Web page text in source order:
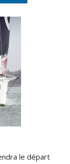
le départ